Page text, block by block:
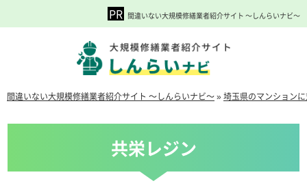
間違いない大規模修繕業者紹介サイト ～しんらいナビ～
間違いない大規模修繕業者紹介サイト ～しんらいナビ～»埼玉県のマンション
共栄レジン